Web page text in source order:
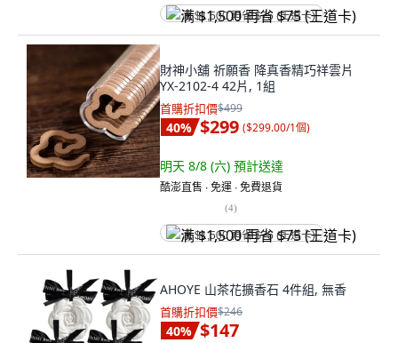
满 $1,500 再省 $75 (王道卡)
財神小舖 祈願香 降真香精巧祥雲片
YX-2102-4 42片, 1組
首購折扣價$499
40% $299 ($299.00/1個)
明天 8/8 (六) 預計送達
酷澎直售 ∙ 免運 ∙ 免費退貨
(4)
满 $1,500 再省 $75 (王道卡)
AHOYE 山茶花擴香石 4件組, 無香
首購折扣價$246
40% $147